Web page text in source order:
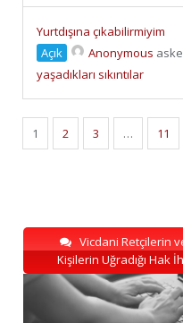
Yurtdışına çıkabilirmiyim
Açık
Anonymous
yaşadıkları sıkıntılar
1 2 3 … 11
Vicdani Retçilerin
Kişilerin Uğradığı Hak